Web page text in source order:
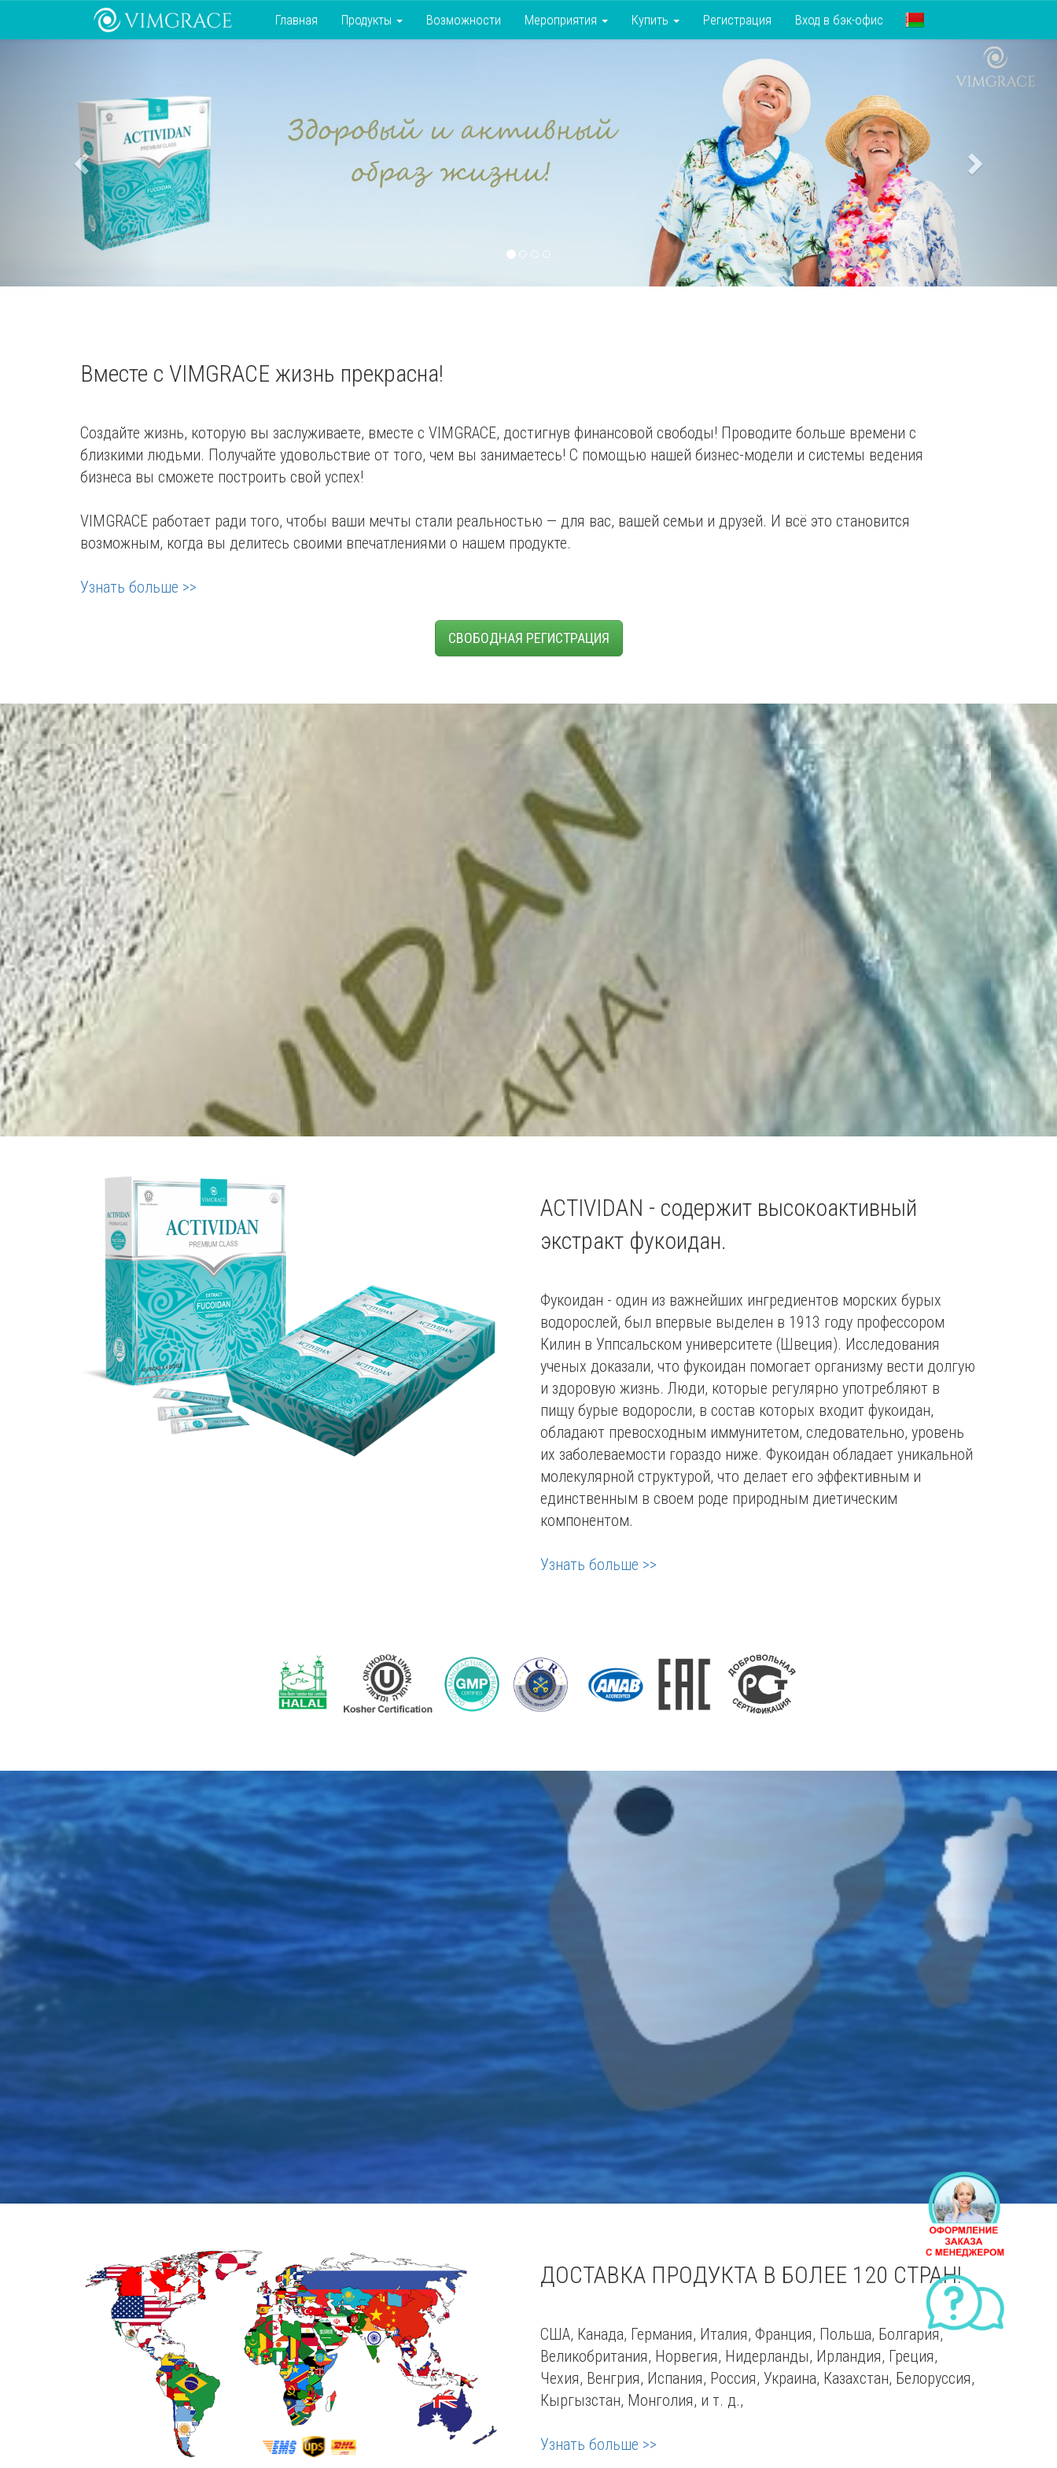
Главная Продукты Возможности Мероприятия Купить Регистрация Вход в бэк-офис
Previous Next
Вместе с VIMGRACE жизнь прекрасна!
Создайте жизнь, которую вы заслуживаете, вместе с VIMGRACE, достигнув финансовой свободы! Проводите больше времени с
близкими людьми. Получайте удовольствие от того, чем вы занимаетесь! С помощью нашей бизнес-модели и системы ведения
бизнеса вы сможете построить свой успех!
VIMGRACE работает ради того, чтобы ваши мечты стали реальностью — для вас, вашей семьи и друзей. И всё это становится
возможным, когда вы делитесь своими впечатлениями о нашем продукте.
Узнать больше >>
СВОБОДНАЯ РЕГИСТРАЦИЯ
ACTIVIDAN - содержит высокоактивный
экстракт фукоидан.
Фукоидан - один из важнейших ингредиентов морских бурых
водорослей, был впервые выделен в 1913 году профессором
Килин в Уппсальском университете (Швеция). Исследования
ученых доказали, что фукоидан помогает организму вести долгую
и здоровую жизнь. Люди, которые регулярно употребляют в
пищу бурые водоросли, в состав которых входит фукоидан,
обладают превосходным иммунитетом, следовательно, уровень
их заболеваемости гораздо ниже. Фукоидан обладает уникальной
молекулярной структурой, что делает его эффективным и
единственным в своем роде природным диетическим
компонентом.
Узнать больше >>
ДОСТАВКА ПРОДУКТА В БОЛЕЕ 120 СТРАН!
CША, Канада, Германия, Италия, Франция, Польша, Болгария,
Великобритания, Норвегия, Нидерланды, Ирландия, Греция,
Чехия, Венгрия, Испания, Россия, Украина, Казахстан, Белоруссия,
Кыргызстан, Монголия, и т. д.,
Узнать больше >>